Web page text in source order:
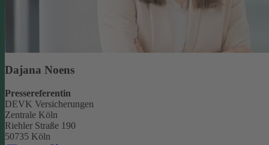
Dajana Noens
Pressereferentin
DEVK Versicherungen
Zentrale Köln
Riehler Straße 190
50735 Köln